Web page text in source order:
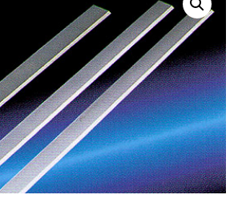
จ :
ติม :